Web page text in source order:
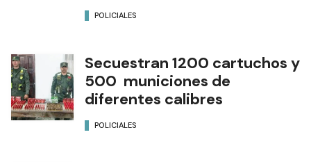
POLICIALES
Secuestran 1200 cartuchos y
500 municiones de
diferentes calibres
POLICIALES